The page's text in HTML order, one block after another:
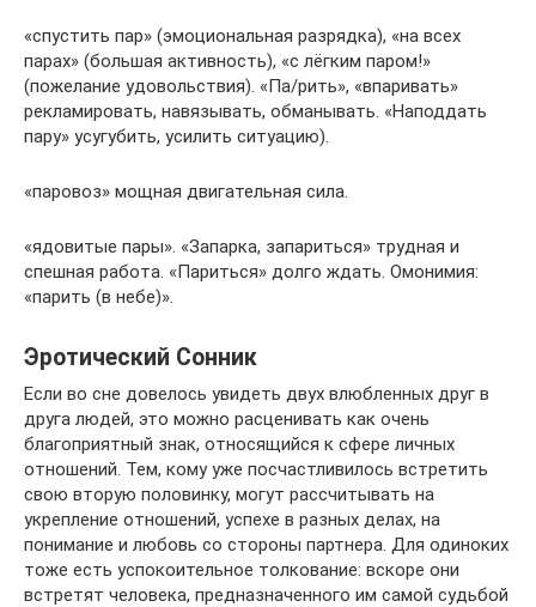
«спустить пар» (эмоциональная разрядка), «на всех
парах» (большая активность), «с лёгким паром!»
(пожелание удовольствия). «Па/рить», «впаривать»
рекламировать, навязывать, обманывать. «Наподдать
пару» усугубить, усилить ситуацию).
«паровоз» мощная двигательная сила.
«ядовитые пары». «Запарка, запариться» трудная и
спешная работа. «Париться» долго ждать. Омонимия:
«парить (в небе)».
Эротический Сонник
Если во сне довелось увидеть двух влюбленных друг в
друга людей, это можно расценивать как очень
благоприятный знак, относящийся к сфере личных
отношений. Тем, кому уже посчастливилось встретить
свою вторую половинку, могут рассчитывать на
укрепление отношений, успехе в разных делах, на
понимание и любовь со стороны партнера. Для одиноких
тоже есть успокоительное толкование: вскоре они
встретят человека, предназначенного им самой судьбой